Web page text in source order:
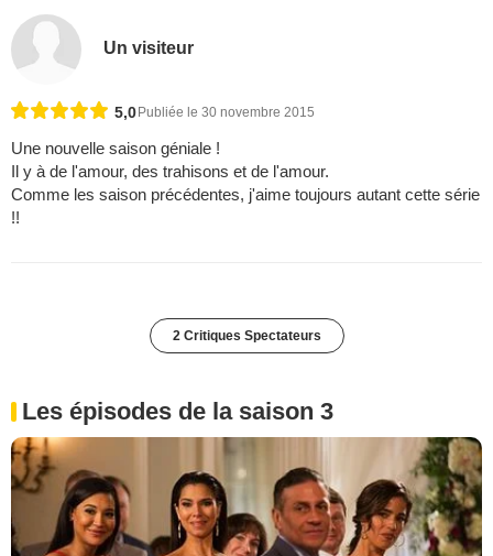
Un visiteur
5,0 Publiée le 30 novembre 2015
Une nouvelle saison géniale !
Il y à de l'amour, des trahisons et de l'amour.
Comme les saison précédentes, j'aime toujours autant cette série
!!
2 Critiques Spectateurs
Les épisodes de la saison 3